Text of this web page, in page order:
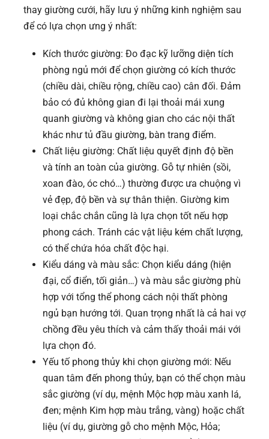
thay giường cưới, hãy lưu ý những kinh nghiệm sau
để có lựa chọn ưng ý nhất:
Kích thước giường: Đo đạc kỹ lưỡng diện tích
phòng ngủ mới để chọn giường có kích thước
(chiều dài, chiều rộng, chiều cao) cân đối. Đảm
bảo có đủ không gian đi lại thoải mái xung
quanh giường và không gian cho các nội thất
khác như tủ đầu giường, bàn trang điểm.
Chất liệu giường: Chất liệu quyết định độ bền
và tính an toàn của giường. Gỗ tự nhiên (sồi,
xoan đào, óc chó…) thường được ưa chuộng vì
vẻ đẹp, độ bền và sự thân thiện. Giường kim
loại chắc chắn cũng là lựa chọn tốt nếu hợp
phong cách. Tránh các vật liệu kém chất lượng,
có thể chứa hóa chất độc hại.
Kiểu dáng và màu sắc: Chọn kiểu dáng (hiện
đại, cổ điển, tối giản…) và màu sắc giường phù
hợp với tổng thể phong cách nội thất phòng
ngủ bạn hướng tới. Quan trọng nhất là cả hai vợ
chồng đều yêu thích và cảm thấy thoải mái với
lựa chọn đó.
Yếu tố phong thủy khi chọn giường mới: Nếu
quan tâm đến phong thủy, bạn có thể chọn màu
sắc giường (ví dụ, mệnh Mộc hợp màu xanh lá,
đen; mệnh Kim hợp màu trắng, vàng) hoặc chất
liệu (ví dụ, giường gỗ cho mệnh Mộc, Hỏa;